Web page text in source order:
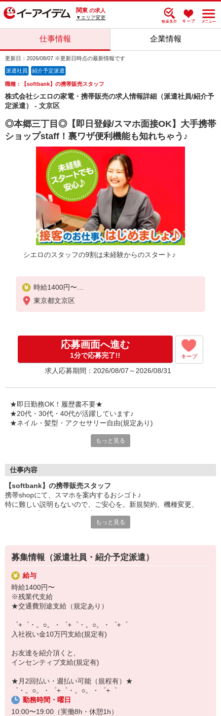
関東 の求人
▼エリア変更
仕事情報 企業情報
更新日：2026/08/07 ※更新日時点の最新情報です
派遣社員 紹介予定派遣
職種：【softbank】の携帯販売スタッフ
株式会社シエロの家電・携帯販売の求人情報詳細（派遣社員/紹介予
定派遣） - 文京区
◎本郷三丁目◎【即日登録/スマホ面接OK】大手携帯
ショップstaff！裏ワザ便利機能も知れちゃう♪
シエロのスタッフの9割は未経験からのスタート♪
時給1400円〜
※残業代支給
★交通費別途支給（規定あり）
入社祝い金10万円支給(規定有)
お友達を紹介頂くと,
インセンティブ支給(規定有)
゜・。○。・゜+゜・。○。・゜+゜
東京都文京区
応募画面へ進む
1分で応募完了!! キープ
求人応募期間：2026/08/07～2026/08/31
★即日勤務OK！履歴書不要★
★20代・30代・40代が活躍しています♪
★ネイル・髪型・アクセサリー自由(規定あり)
でも心配ご無用！
お互いに教え合ったり、フォローしあったりする
和気あいあいとした人間関係がある店舗ばかり！
皆で一緒にステップアップしましょう♪
【選べるお仕事いろいろ】
▼オフィスワーク
事務、経理、データ入力、コールセンター、受付
▼工場・製造・軽作業系
機械/食品製造・梱包・仕分け・加工・組立・検査
▼美容系
眉毛サロンのアイブロウ・ネイリスト・エステ
▼営業・販売
法人営業・アパレル販売・個別指導塾・人材紹介
▼人気案件も多数♪
短期・期間限定・オープニング・官公庁案件
上場/優良/大手企業など
【スマホ面接実施中】
￣￣￣￣￣￣￣￣￣
自宅に居ながらスマホでカンタン面接OK！
オンライン面談なのでスピード対応。
もっと見る
仕事内容
【softbank】の携帯販売スタッフ
携帯shopにて、スマホを案内するおシゴト♪
特に難しい説明もないので、ご安心を。新規契約、機種変更、
満足度◎
■携帯やインターネット販売業務
docomo(ドコモ)/au(エーユー)・KDDI/softbank(ソフトバンク)など
の大手キャリアから
ワイモバイル(Y!mobille)、楽天モバイル、UQなど格安スマホまで幅
広く紹介可能♪
もっと見る
募集情報（派遣社員・紹介予定派遣）
給与
時給1400円〜
※残業代支給
★交通費別途支給（規定あり）
゜+゜・。○。・゜+゜・。○。・゜+゜
入社祝い金10万円支給(規定有)
お友達を紹介頂くと,
インセンティブ支給(規定有)
★月2回払い・週払い可能（規程有）★
゜・。○。・゜+゜・。○。・゜+゜
勤務時間・曜日
10:00〜19:00（実働8h・休憩1h）